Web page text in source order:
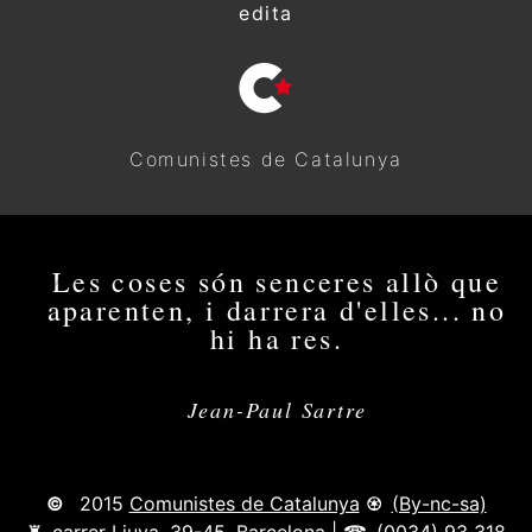
de juny 2016
de juliol 2016
de desembre 2016
de febrer 2017
edita
Comunistes de Catalunya
Les coses són senceres allò que
aparenten, i darrera d'elles... no
hi ha res.
Jean-Paul Sartre
2015 Comunistes de Catalunya
(By-nc-sa)